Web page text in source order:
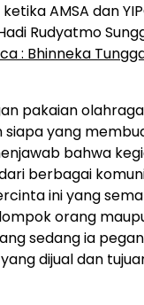
AMSA dan
Rudyatmo
: Bhinneka
pakaian
siapa yang
bahwa
berbagai
ini yang
orang
sedang ia
dijual dan